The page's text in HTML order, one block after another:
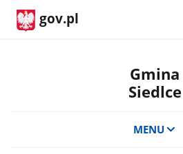
gov.pl
Gmina
Siedlce
MENU